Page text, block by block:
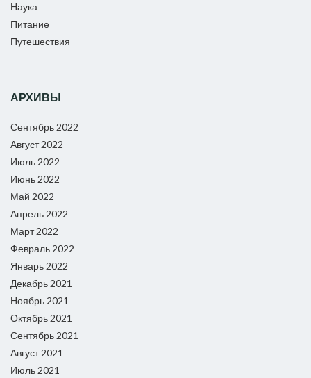
Наука
Питание
Путешествия
АРХИВЫ
Сентябрь 2022
Август 2022
Июль 2022
Июнь 2022
Май 2022
Апрель 2022
Март 2022
Февраль 2022
Январь 2022
Декабрь 2021
Ноябрь 2021
Октябрь 2021
Сентябрь 2021
Август 2021
Июль 2021